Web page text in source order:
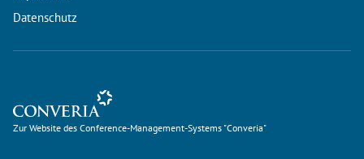
Datenschutz
Zur Website des Conference-Management-Systems "Converia"
Zur Website des Conference-Management-Systems "Converia"